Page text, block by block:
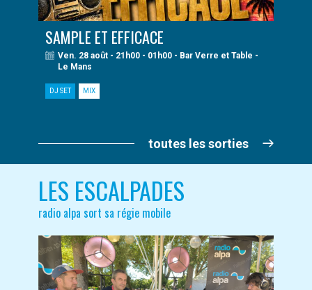
SAMPLE ET EFFICACE
Ven. 28 août - 21h00 - 01h00 - Bar Verre et Table -
Le Mans
DJ SET MIX
toutes les sorties
LES ESCALPADES
radio alpa sort sa régie mobile